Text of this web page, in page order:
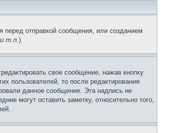
отправкой сообщения, или созданием
т.п.).
свое сообщение, нажав кнопку
пользователей, то после редактирования
данное сообщение. Эта надпись не
могут оставить заметку, относительно того,